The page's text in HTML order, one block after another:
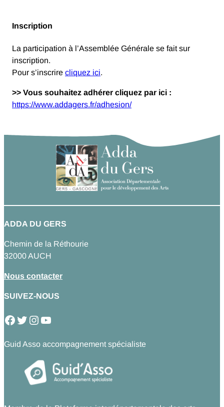
Inscription
La participation à l’Assemblée Générale se fait sur
inscription.
Pour s’inscrire cliquez ici.
>> Vous souhaitez adhérer cliquez par ici :
https://www.addagers.fr/adhesion/
ADDA DU GERS
Chemin de la Réthourie
32000 AUCH
Nous contacter
SUIVEZ-NOUS
Facebook Twitter Instagram YouTube
Guid Asso accompagnement spécialiste